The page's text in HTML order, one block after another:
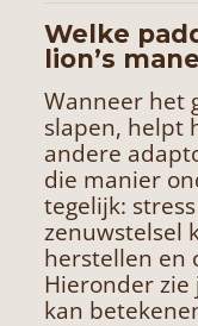
Welke
lion’s
Wanneer het
slapen, helpt
andere
die manier
tegelijk:
zenuwstelsel
herstellen en
Hieronder
kan